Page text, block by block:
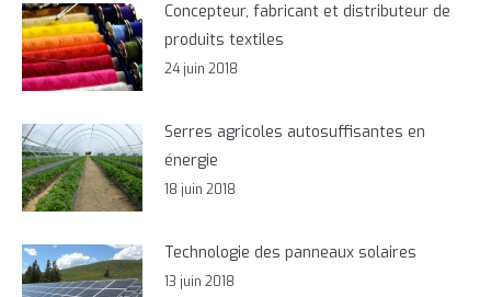
Concepteur, fabricant et distributeur de
produits textiles
24 juin 2018
Serres agricoles autosuffisantes en
énergie
18 juin 2018
Technologie des panneaux solaires
13 juin 2018